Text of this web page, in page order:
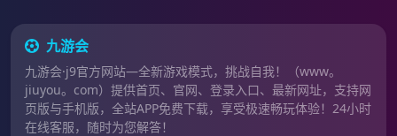
九游会
九游会·j9官方网站—全新游戏模式，挑战自我！（www。
jiuyou。com）提供首页、官网、登录入口、最新网址，支持网
页版与手机版，全站APP免费下载，享受极速畅玩体验！24小时
在线客服，随时为您解答！